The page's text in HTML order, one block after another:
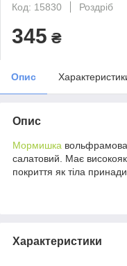
Код: 15830
Роздріб
345 ₴
Опис
Опис
Мормишка
салатовий. Має
покриття як тіла
Характеристики